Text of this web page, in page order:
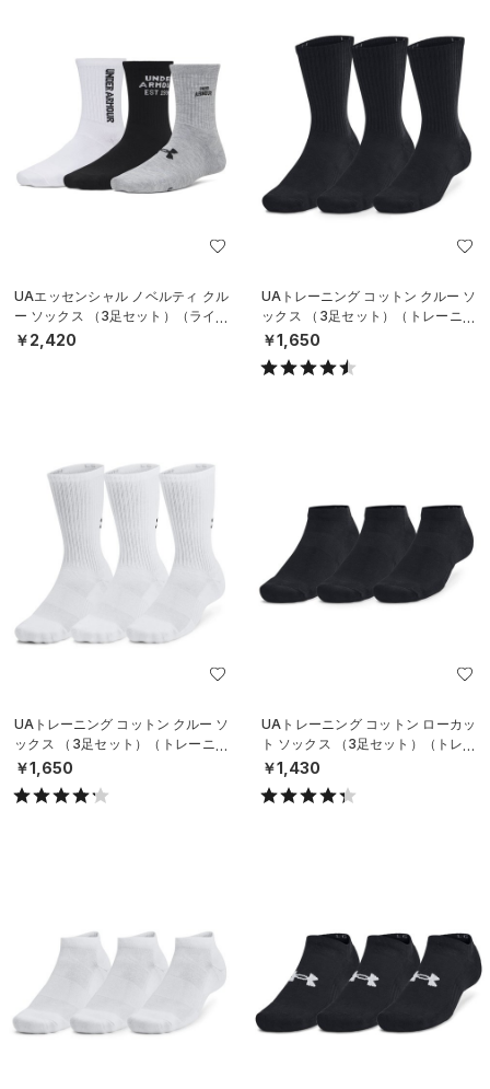
UAエッセンシャル ノベルティ クル
ー ソックス （3足セット）（ライフ
スタイル/WOMEN）
￥2,420
UAトレーニング コットン クルー ソ
ックス （3足セット）（トレーニン
グ/UNISEX）
￥1,650
UAトレーニング コットン クルー ソ
ックス （3足セット）（トレーニン
グ/UNISEX）
￥1,650
UAトレーニング コットン ローカッ
ト ソックス （3足セット）（トレー
ニング/UNISEX）
￥1,430